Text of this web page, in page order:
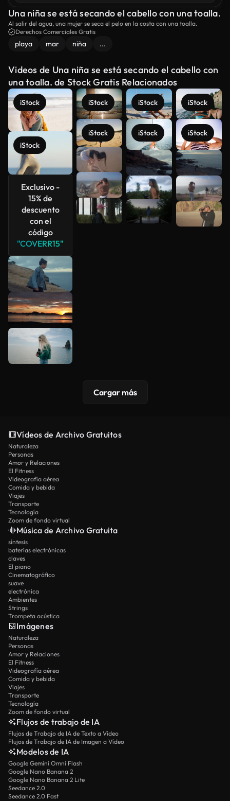
Una niña se está secando el cabello con una toalla.
Al salir del agua, una mujer se seca el pelo en la costa con una toalla.
Derechos Comerciales Gratis
playa mar niña ...
Videos de Una niña se está secando el cabello con
una toalla. de Stock Gratis Relacionados
iStock
iStock
Exclusivo -
15% de
descuento
con el
código
"COVERR15"
iStock
iStock
iStock
iStock
iStock
iStock
Ver más
Cargar más
Vídeos de Archivo Gratuitos
Naturaleza
Personas
Amor y Relaciones
El Fitness
Videografía aérea
Comida y bebida
Viajes
Transporte
Tecnología
Zoom de fondo virtual
Música de Archivo Gratuita
síntesis
baterías electrónicas
claves
El piano
Cinematográfico
suave
electrónica
Ambientes
Strings
Trompeta acústica
Imágenes
Naturaleza
Personas
Amor y Relaciones
El Fitness
Videografía aérea
Comida y bebida
Viajes
Transporte
Tecnología
Zoom de fondo virtual
Flujos de trabajo de IA
Flujos de Trabajo de IA de Texto a Vídeo
Flujos de Trabajo de IA de Imagen a Vídeo
Modelos de IA
Google Gemini Omni Flash
Google Nano Banana 2
Google Nano Banana 2 Lite
Seedance 2.0
Seedance 2.0 Fast